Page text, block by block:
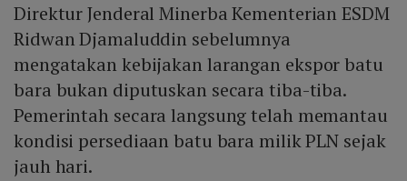
Direktur Jenderal Minerba Kementerian ESDM
Ridwan Djamaluddin sebelumnya
mengatakan kebijakan larangan ekspor batu
bara bukan diputuskan secara tiba-tiba.
Pemerintah secara langsung telah memantau
kondisi persediaan batu bara milik PLN sejak
jauh hari.